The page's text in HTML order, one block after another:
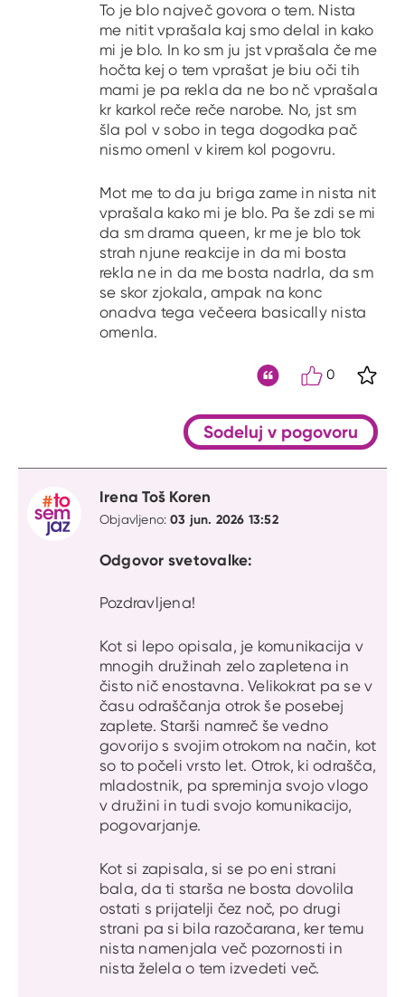
To je blo največ govora o tem. Nista
me nitit vprašala kaj smo delal in kako
mi je blo. In ko sm ju jst vprašala če me
hočta kej o tem vprašat je biu oči tih
mami je pa rekla da ne bo nč vprašala
kr karkol reče reče narobe. No, jst sm
šla pol v sobo in tega dogodka pač
nismo omenl v kirem kol pogovru.
Mot me to da ju briga zame in nista nit
vprašala kako mi je blo. Pa še zdi se mi
da sm drama queen, kr me je blo tok
strah njune reakcije in da mi bosta
rekla ne in da me bosta nadrla, da sm
se skor zjokala, ampak na konc
onadva tega večeera basically nista
omenla.
0
Sodeluj v pogovoru
Irena Toš Koren
Objavljeno:03 jun. 2026 13:52
Odgovor svetovalke:
Pozdravljena!
Kot si lepo opisala, je komunikacija v
mnogih družinah zelo zapletena in
čisto nič enostavna. Velikokrat pa se v
času odraščanja otrok še posebej
zaplete. Starši namreč še vedno
govorijo s svojim otrokom na način, kot
so to počeli vrsto let. Otrok, ki odrašča,
mladostnik, pa spreminja svojo vlogo
v družini in tudi svojo komunikacijo,
pogovarjanje.
Kot si zapisala, si se po eni strani
bala, da ti starša ne bosta dovolila
ostati s prijatelji čez noč, po drugi
strani pa si bila razočarana, ker temu
nista namenjala več pozornosti in
nista želela o tem izvedeti več.